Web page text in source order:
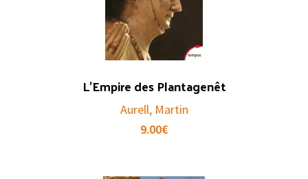
L’Empire des Plantagenêt
Aurell, Martin
9.00€